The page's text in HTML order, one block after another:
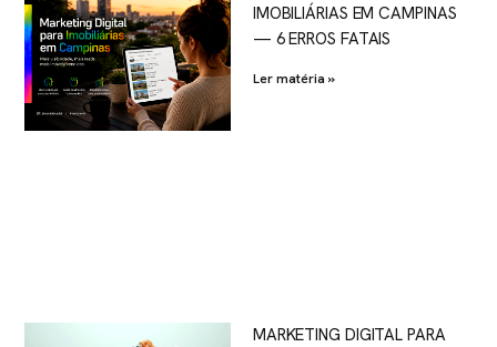
IMOBILIÁRIAS EM CAMPINAS
— 6 ERROS FATAIS
Ler matéria »
MARKETING DIGITAL PARA